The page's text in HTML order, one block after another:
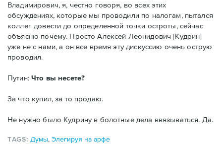
Владимирович, я, честно говоря, во всех этих
обсуждениях, которые мы проводили по налогам, пытался
коллег довести до определенной точки остроты, сейчас
объясню почему. Просто Алексей Леонидович [Кудрин]
уже не с нами, а он все время эту дискуссию очень острую
проводил.
Путин:Что вы несете?
За что купил, за то продаю.
Не нужно было Кудрину в болотные дела ввязываться. Да.
TAGS: Думы,Элегируя на арфе